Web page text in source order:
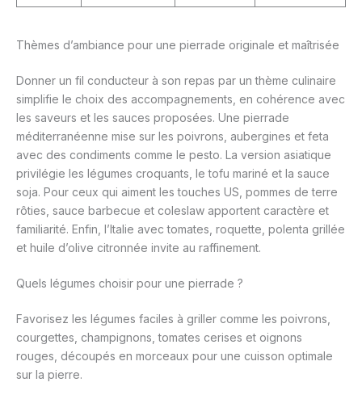
Thèmes d’ambiance pour une pierrade originale et maîtrisée
Donner un fil conducteur à son repas par un thème culinaire
simplifie le choix des accompagnements, en cohérence avec
les saveurs et les sauces proposées. Une pierrade
méditerranéenne mise sur les poivrons, aubergines et feta
avec des condiments comme le pesto. La version asiatique
privilégie les légumes croquants, le tofu mariné et la sauce
soja. Pour ceux qui aiment les touches US, pommes de terre
rôties, sauce barbecue et coleslaw apportent caractère et
familiarité. Enfin, l’Italie avec tomates, roquette, polenta grillée
et huile d’olive citronnée invite au raffinement.
Quels légumes choisir pour une pierrade ?
Favorisez les légumes faciles à griller comme les poivrons,
courgettes, champignons, tomates cerises et oignons
rouges, découpés en morceaux pour une cuisson optimale
sur la pierre.